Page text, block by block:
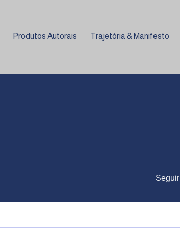
Produtos Autorais Trajetória & Manifesto
Seguir